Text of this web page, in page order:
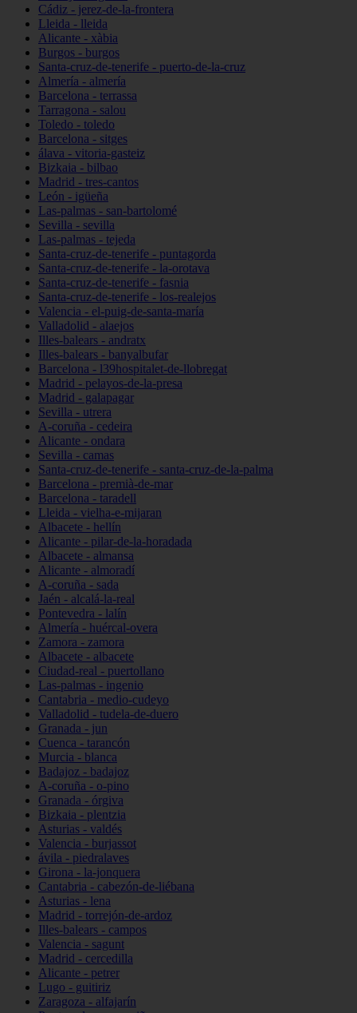
Cádiz - jerez-de-la-frontera
Lleida - lleida
Alicante - xàbia
Burgos - burgos
Santa-cruz-de-tenerife - puerto-de-la-cruz
Almería - almería
Barcelona - terrassa
Tarragona - salou
Toledo - toledo
Barcelona - sitges
álava - vitoria-gasteiz
Bizkaia - bilbao
Madrid - tres-cantos
León - igüeña
Las-palmas - san-bartolomé
Sevilla - sevilla
Las-palmas - tejeda
Santa-cruz-de-tenerife - puntagorda
Santa-cruz-de-tenerife - la-orotava
Santa-cruz-de-tenerife - fasnia
Santa-cruz-de-tenerife - los-realejos
Valencia - el-puig-de-santa-maría
Valladolid - alaejos
Illes-balears - andratx
Illes-balears - banyalbufar
Barcelona - l39hospitalet-de-llobregat
Madrid - pelayos-de-la-presa
Madrid - galapagar
Sevilla - utrera
A-coruña - cedeira
Alicante - ondara
Sevilla - camas
Santa-cruz-de-tenerife - santa-cruz-de-la-palma
Barcelona - premià-de-mar
Barcelona - taradell
Lleida - vielha-e-mijaran
Albacete - hellín
Alicante - pilar-de-la-horadada
Albacete - almansa
Alicante - almoradí
A-coruña - sada
Jaén - alcalá-la-real
Pontevedra - lalín
Almería - huércal-overa
Zamora - zamora
Albacete - albacete
Ciudad-real - puertollano
Las-palmas - ingenio
Cantabria - medio-cudeyo
Valladolid - tudela-de-duero
Granada - jun
Cuenca - tarancón
Murcia - blanca
Badajoz - badajoz
A-coruña - o-pino
Granada - órgiva
Bizkaia - plentzia
Asturias - valdés
Valencia - burjassot
ávila - piedralaves
Girona - la-jonquera
Cantabria - cabezón-de-liébana
Asturias - lena
Madrid - torrejón-de-ardoz
Illes-balears - campos
Valencia - sagunt
Madrid - cercedilla
Alicante - petrer
Lugo - guitiriz
Zaragoza - alfajarín